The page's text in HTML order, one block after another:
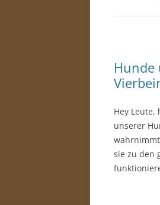
Hunde
Hey
unserer
sie zu den